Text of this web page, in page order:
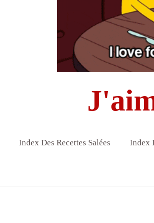
Index Des Recettes Salées Index